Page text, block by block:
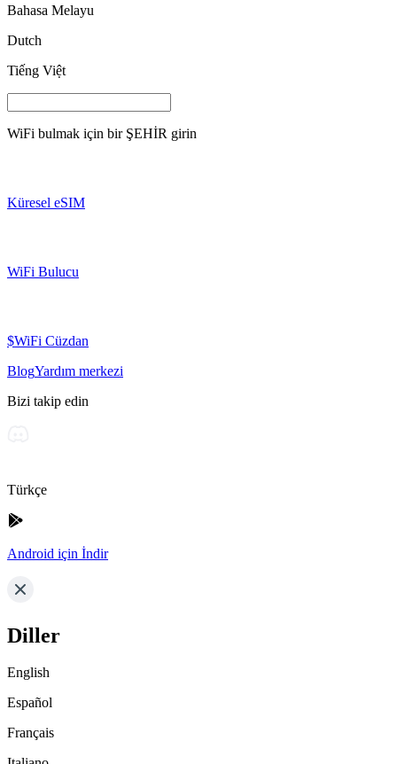
Bahasa Melayu
Dutch
Tiếng Việt
WiFi bulmak için bir ŞEHİR girin
Küresel eSIM
WiFi Bulucu
$WiFi Cüzdan
BlogYardım merkezi
Bizi takip edin
Türkçe
Android için İndir
Diller
English
Español
Français